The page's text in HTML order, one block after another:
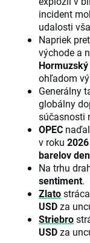
incident
udalosti
Napriek
východe a
ohľadom
Generálny
globálny
súčasnosti
OPEC
v roku 2026
barelov
Na trhu
sentiment.
Zlato
USDza
Striebro
USDza